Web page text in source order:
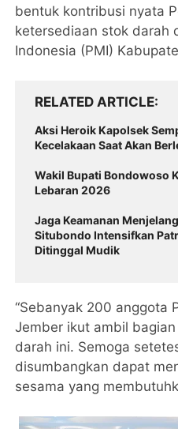
bentuk kontribusi nyata
ketersediaan stok darah
Indonesia (PMI)
RELATED ARTICLE
Aksi Heroik Kapolsek
Kecelakaan Saat Akan
Wakil Bupati Bondowoso
Lebaran 2026
Jaga Keamanan
Situbondo Intensifkan
Ditinggal Mudik
“Sebanyak 200 anggota
Jember ikut ambil
darah ini. Semoga
disumbangkan dapat
sesama yang